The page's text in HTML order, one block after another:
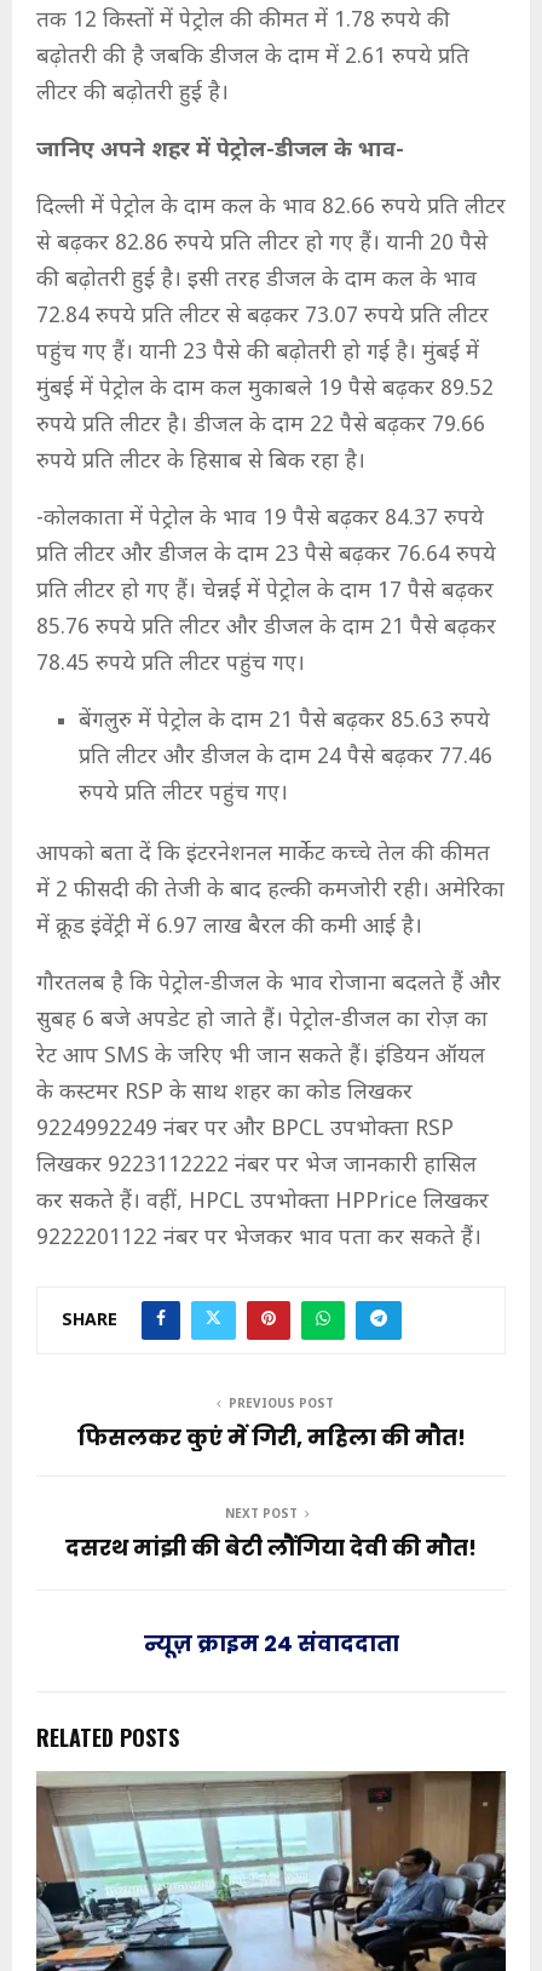
तक 12 किस्तों में पेट्रोल की कीमत में 1.78 रुपये की
बढ़ोतरी की है जबकि डीजल के दाम में 2.61 रुपये प्रति
लीटर की बढ़ोतरी हुई है।
जानिए अपने शहर में पेट्रोल-डीजल के भाव-
दिल्ली में पेट्रोल के दाम कल के भाव 82.66 रुपये प्रति लीटर
से बढ़कर 82.86 रुपये प्रति लीटर हो गए हैं। यानी 20 पैसे
की बढ़ोतरी हुई है। इसी तरह डीजल के दाम कल के भाव
72.84 रुपये प्रति लीटर से बढ़कर 73.07 रुपये प्रति लीटर
पहुंच गए हैं। यानी 23 पैसे की बढ़ोतरी हो गई है। मुंबई में
मुंबई में पेट्रोल के दाम कल मुकाबले 19 पैसे बढ़कर 89.52
रुपये प्रति लीटर है। डीजल के दाम 22 पैसे बढ़कर 79.66
रुपये प्रति लीटर के हिसाब से बिक रहा है।
-कोलकाता में पेट्रोल के भाव 19 पैसे बढ़कर 84.37 रुपये
प्रति लीटर और डीजल के दाम 23 पैसे बढ़कर 76.64 रुपये
प्रति लीटर हो गए हैं। चेन्नई में पेट्रोल के दाम 17 पैसे बढ़कर
85.76 रुपये प्रति लीटर और डीजल के दाम 21 पैसे बढ़कर
78.45 रुपये प्रति लीटर पहुंच गए।
बेंगलुरु में पेट्रोल के दाम 21 पैसे बढ़कर 85.63 रुपये
प्रति लीटर और डीजल के दाम 24 पैसे बढ़कर 77.46
रुपये प्रति लीटर पहुंच गए।
आपको बता दें कि इंटरनेशनल मार्केट कच्चे तेल की कीमत
में 2 फीसदी की तेजी के बाद हल्की कमजोरी रही। अमेरिका
में क्रूड इंवेंट्री में 6.97 लाख बैरल की कमी आई है।
गौरतलब है कि पेट्रोल-डीजल के भाव रोजाना बदलते हैं और
सुबह 6 बजे अपडेट हो जाते हैं। पेट्रोल-डीजल का रोज़ का
रेट आप SMS के जरिए भी जान सकते हैं। इंडियन ऑयल
के कस्टमर RSP के साथ शहर का कोड लिखकर
9224992249 नंबर पर और BPCL उपभोक्ता RSP
लिखकर 9223112222 नंबर पर भेज जानकारी हासिल
कर सकते हैं। वहीं, HPCL उपभोक्ता HPPrice लिखकर
9222201122 नंबर पर भेजकर भाव पता कर सकते हैं।
SHARE
PREVIOUS POST
फिसलकर कुएं में गिरी, महिला की मौत!
NEXT POST
दसरथ मांझी की बेटी लौंगिया देवी की मौत!
न्यूज़ क्राइम 24 संवाददाता
RELATED POSTS